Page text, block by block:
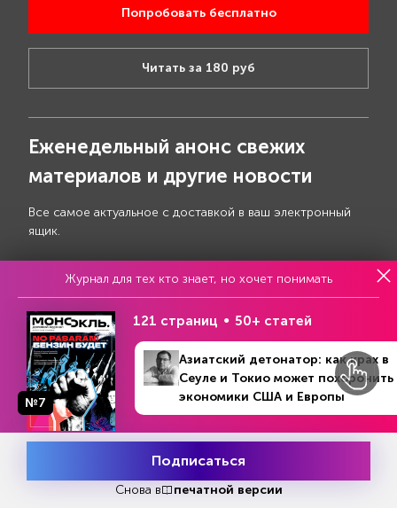
№23 (1345) В номере
Попробовать бесплатно
Читать за 180 руб
Еженедельный анонс свежих
материалов и другие новости
Все самое актуальное с доставкой в ваш электронный
ящик.
Подписаться
Я даю своё
согласие на обработку моих
персональных данных
Попробовать
Журнал для тех кто знает, но хочет понимать
№7
121 страниц 50+ статей
Азиатский детонатор: как крах в
Сеуле и Токио может похоронить
экономики США и Европы
Подписаться
Снова в печатной версии